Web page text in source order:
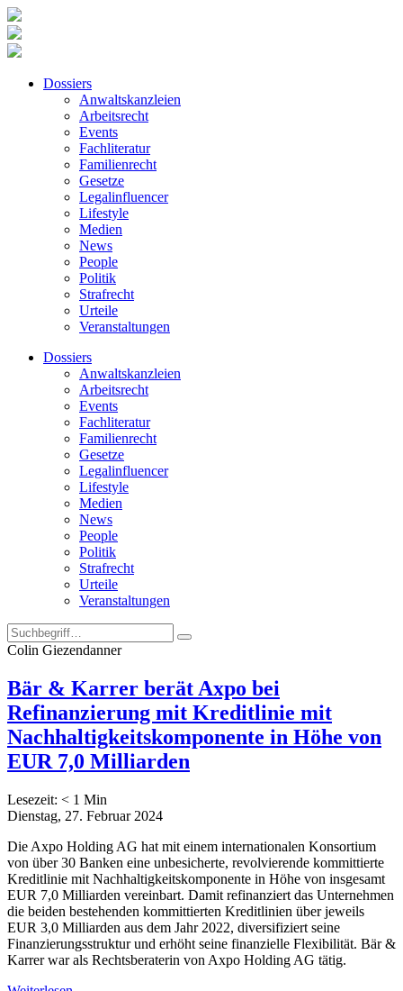
Dossiers
Anwaltskanzleien
Arbeitsrecht
Events
Fachliteratur
Familienrecht
Gesetze
Legalinfluencer
Lifestyle
Medien
News
People
Politik
Strafrecht
Urteile
Veranstaltungen
Dossiers
Anwaltskanzleien
Arbeitsrecht
Events
Fachliteratur
Familienrecht
Gesetze
Legalinfluencer
Lifestyle
Medien
News
People
Politik
Strafrecht
Urteile
Veranstaltungen
Colin Giezendanner
Bär & Karrer berät Axpo bei
Refinanzierung mit Kreditlinie mit
Nachhaltigkeitskomponente in Höhe von
EUR 7,0 Milliarden
Lesezeit: < 1 Min
Dienstag, 27. Februar 2024
Die Axpo Holding AG hat mit einem internationalen Konsortium
von über 30 Banken eine unbesicherte, revolvierende kommittierte
Kreditlinie mit Nachhaltigkeitskomponente in Höhe von insgesamt
EUR 7,0 Milliarden vereinbart. Damit refinanziert das Unternehmen
die beiden bestehenden kommittierten Kreditlinien über jeweils
EUR 3,0 Milliarden aus dem Jahr 2022, diversifiziert seine
Finanzierungsstruktur und erhöht seine finanzielle Flexibilität. Bär &
Karrer war als Rechtsberaterin von Axpo Holding AG tätig.